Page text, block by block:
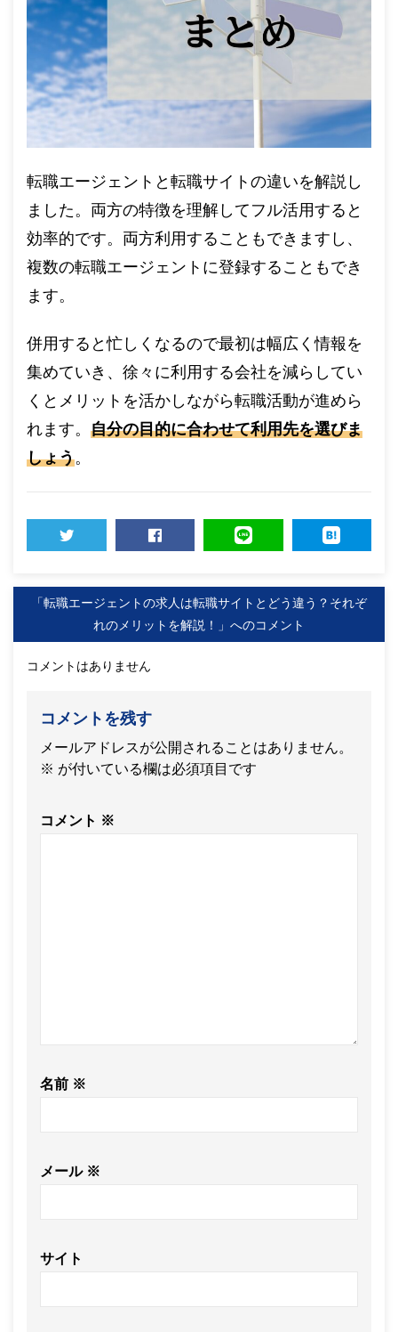
転職エージェントと転職サイトの違いを解説し
ました。両方の特徴を理解してフル活用すると
効率的です。両方利用することもできますし、
複数の転職エージェントに登録することもでき
ます。
併用すると忙しくなるので最初は幅広く情報を
集めていき、徐々に利用する会社を減らしてい
くとメリットを活かしながら転職活動が進めら
れます。 自分の目的に合わせて利用先を選びま
しょう。
「転職エージェントの求人は転職サイトとどう違う？それぞ
れのメリットを解説！」へのコメント
コメントはありません
コメントを残す
メールアドレスが公開されることはありません。
※ が付いている欄は必須項目です
コメント ※
名前 ※
メール ※
サイト